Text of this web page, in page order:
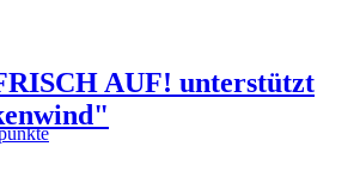
AUF! unterstützt